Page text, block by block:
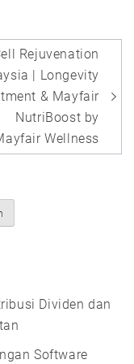
Rejuvenation
| Longevity
& Mayfair
NutriBoost by
Wellness
Dividen dan
Software